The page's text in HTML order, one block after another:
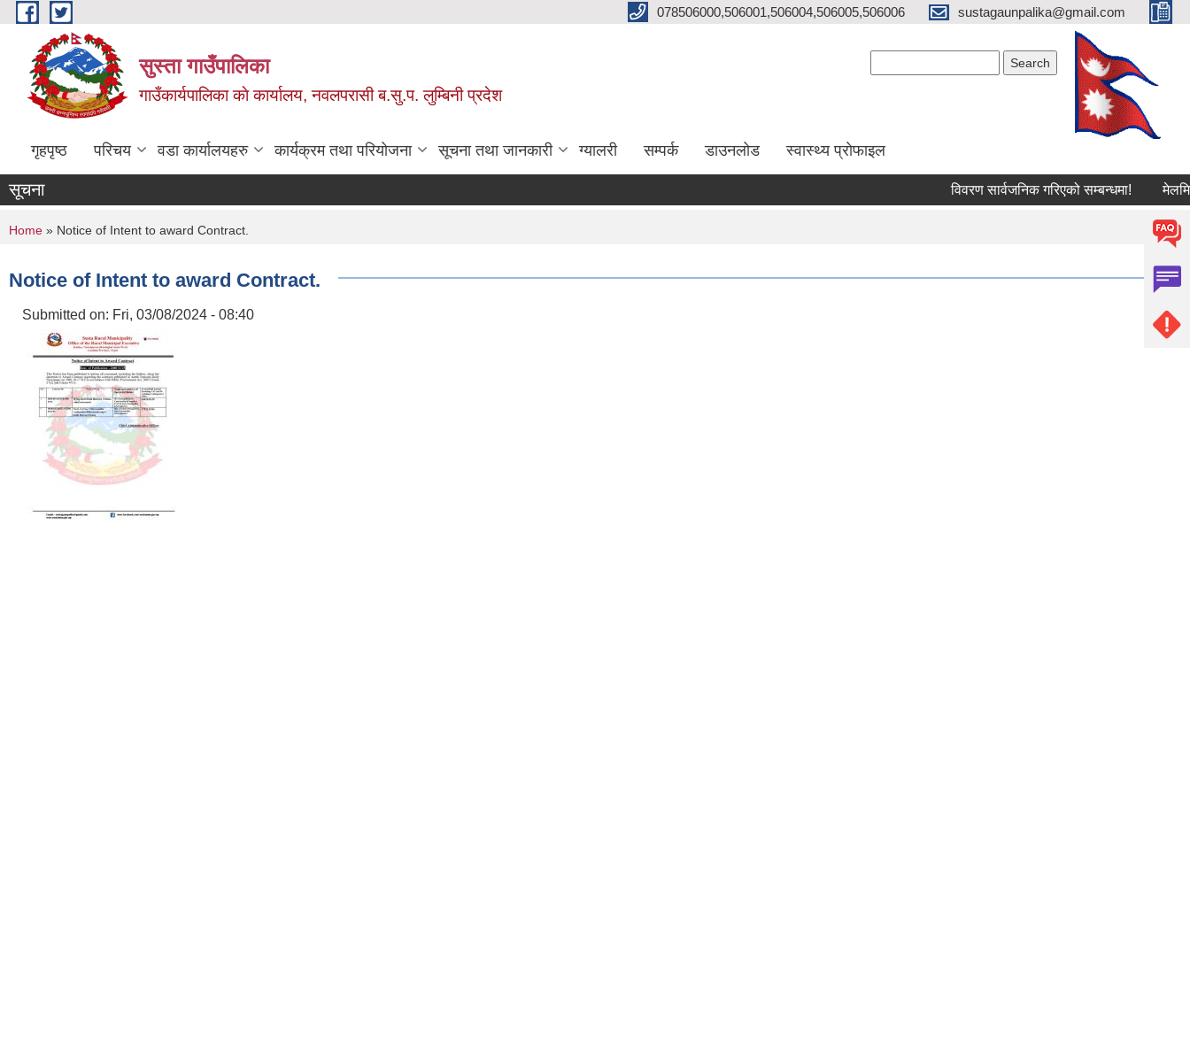
Skip to main content 078506000,506001,506004,506005,506006 sustagaunpalika@gmail.com
सुस्ता गाउँपालिका
गाउँकार्यपालिका काे कार्यालय, नवलपरासी ब.सु.प. लुम्बिनी प्रदेश
गृहपृष्ठ परिचय वडा कार्यालयहरु कार्यक्रम तथा परियोजना सूचना तथा जानकारी ग्यालरी सम्पर्क डाउनलोड स्वास्थ्य प्राेफाइल
सूचना विवरण सार्वजनिक गरिएको सम्बन्धमा!
You are here
Home » Notice of Intent to award Contract.
Notice of Intent to award Contract.
Submitted on: Fri, 03/08/2024 - 08:40